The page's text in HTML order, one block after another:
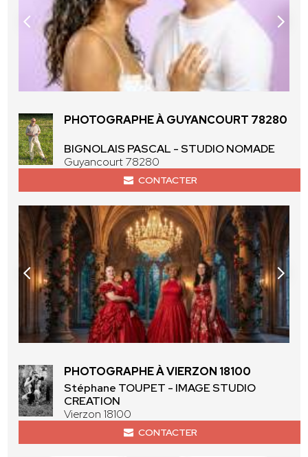
PHOTOGRAPHE À GUYANCOURT 78280
BIGNOLAIS PASCAL - STUDIO NOMADE
Guyancourt 78280
CONTACTER
PHOTOGRAPHE À VIERZON 18100
Stéphane TOUPET - IMAGE STUDIO
CREATION
Vierzon 18100
CONTACTER